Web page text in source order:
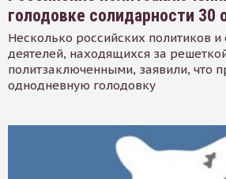
голодовке солидарности 30
Несколько российских политиков
деятелей, находящихся за
политзаключенными, заявили, что
однодневную голодовку